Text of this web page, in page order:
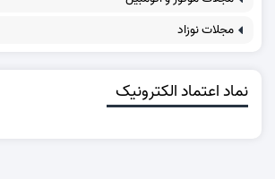
مجلات نوزاد
نماد اعتماد الکترونیک